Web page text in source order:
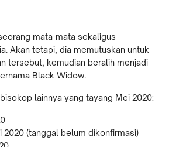
mata-mata sekaligus
Akan tetapi, dia memutuskan untuk
tersebut, kemudian beralih menjadi
Black Widow.
lainnya yang tayang Mei 2020:
2020 (tanggal belum dikonfirmasi)